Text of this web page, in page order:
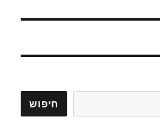
חיפוש